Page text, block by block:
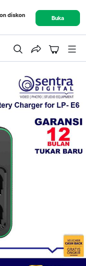
diskon
Buka